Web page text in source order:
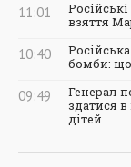
11:01
взяття
10:40
бомби: що
09:49
Генерал
здатися
дітей